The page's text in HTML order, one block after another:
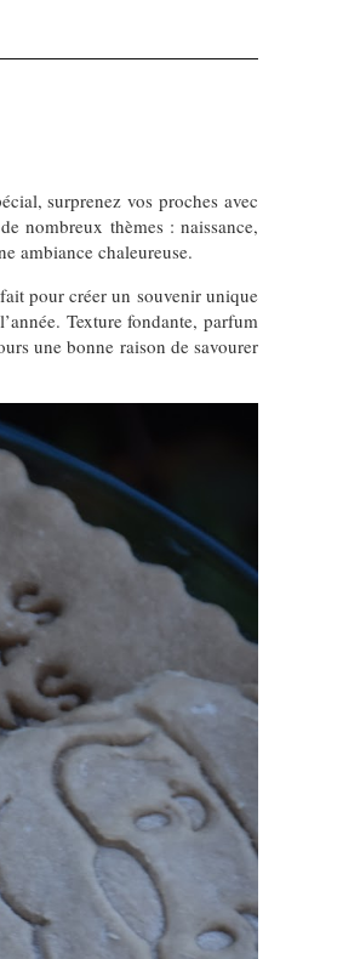
surprenez vos proches avec
nombreux thèmes : naissance,
ambiance chaleureuse.
pour créer un souvenir unique
Texture fondante, parfum
une bonne raison de savourer